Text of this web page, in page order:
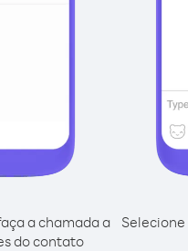
a chamada a
do contato